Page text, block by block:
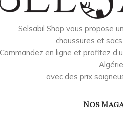
Selsabil Shop vous propose
chaussures et
Commandez en ligne et profitez
avec des prix
Nos